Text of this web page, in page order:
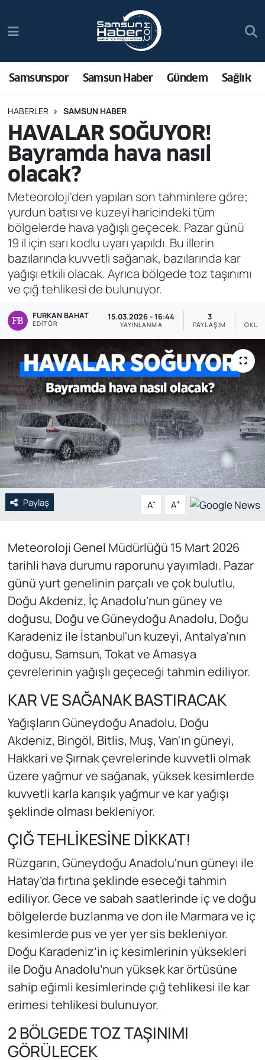
Samsunspor Samsun Haber Gündem Sağlık
HABERLER SAMSUN HABER
HAVALAR SOĞUYOR!
Bayramda hava nasıl
olacak?
Meteoroloji'den yapılan son tahminlere göre;
yurdun batısı ve kuzeyi haricindeki tüm
bölgelerde hava yağışlı geçecek. Pazar günü
19 il için sarı kodlu uyarı yapıldı. Bu illerin
bazılarında kuvvetli sağanak, bazılarında kar
yağışı etkili olacak. Ayrıca bölgede toz taşınımı
ve çığ tehlikesi de bulunuyor.
FURKAN BAHAT
EDITÖR
15.03.2026 - 16:44
YAYINLANMA
3
PAYLAŞIM
Paylaş A- A+
Meteoroloji Genel Müdürlüğü 15 Mart 2026
tarihli hava durumu raporunu yayımladı. Pazar
günü yurt genelinin parçalı ve çok bulutlu,
Doğu Akdeniz, İç Anadolu’nun güney ve
doğusu, Doğu ve Güneydoğu Anadolu, Doğu
Karadeniz ile İstanbul'un kuzeyi, Antalya'nın
doğusu, Samsun, Tokat ve Amasya
çevrelerinin yağışlı geçeceği tahmin ediliyor.
KAR VE SAĞANAK BASTIRACAK
Yağışların Güneydoğu Anadolu, Doğu
Akdeniz, Bingöl, Bitlis, Muş, Van'ın güneyi,
Hakkari ve Şırnak çevrelerinde kuvvetli olmak
üzere yağmur ve sağanak, yüksek kesimlerde
kuvvetli karla karışık yağmur ve kar yağışı
şeklinde olması bekleniyor.
ÇIĞ TEHLİKESİNE DİKKAT!
Rüzgarın, Güneydoğu Anadolu'nun güneyi ile
Hatay’da fırtına şeklinde eseceği tahmin
ediliyor. Gece ve sabah saatlerinde iç ve doğu
bölgelerde buzlanma ve don ile Marmara ve iç
kesimlerde pus ve yer yer sis bekleniyor.
Doğu Karadeniz’in iç kesimlerinin yüksekleri
ile Doğu Anadolu’nun yüksek kar örtüsüne
sahip eğimli kesimlerinde çığ tehlikesi ile kar
erimesi tehlikesi bulunuyor.
2 BÖLGEDE TOZ TAŞINIMI
GÖRÜLECEK
Samsun Haber
Sağlık
Asayiş
Bilim ve Teknoloji
Bölge
Dünya
Ekonomi
Genel
Gündem
Özel Haber
POLİTİKA
Siyaset
Spor
Web Tv
Yerel
Trafik Durumu
Süper Lig Puan Durumu ve Fikstür
Tüm Manşetler
Son Dakika Haberleri
Haber Arşivi